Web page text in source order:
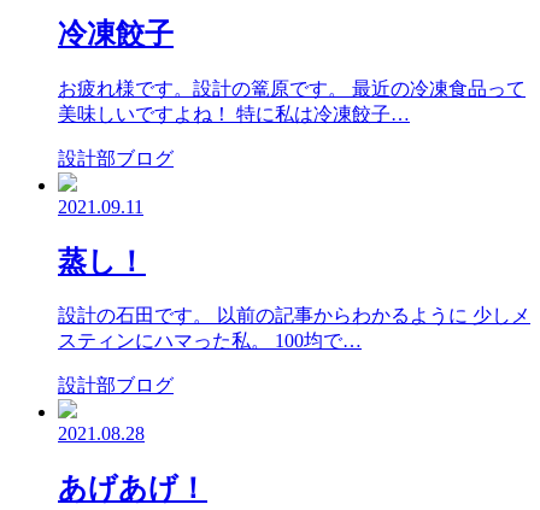
冷凍餃子
お疲れ様です。設計の篭原です。 最近の冷凍食品って
美味しいですよね！ 特に私は冷凍餃子…
設計部ブログ
2021.09.11
蒸し！
設計の石田です。 以前の記事からわかるように 少しメ
スティンにハマった私。 100均で…
設計部ブログ
2021.08.28
あげあげ！